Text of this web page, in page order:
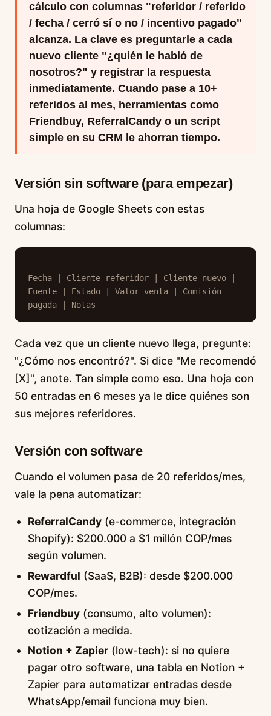
cálculo con columnas "referidor / referido
/ fecha / cerró sí o no / incentivo pagado"
alcanza. La clave es preguntarle a cada
nuevo cliente "¿quién le habló de
nosotros?" y registrar la respuesta
inmediatamente. Cuando pase a 10+
referidos al mes, herramientas como
Friendbuy, ReferralCandy o un script
simple en su CRM le ahorran tiempo.
Versión sin software (para empezar)
Una hoja de Google Sheets con estas
columnas:
Fecha | Cliente referidor | Cliente nuevo |
Fuente | Estado | Valor venta | Comisión
pagada | Notas
Cada vez que un cliente nuevo llega, pregunte:
"¿Cómo nos encontró?". Si dice "Me recomendó
[X]", anote. Tan simple como eso. Una hoja con
50 entradas en 6 meses ya le dice quiénes son
sus mejores referidores.
Versión con software
Cuando el volumen pasa de 20 referidos/mes,
vale la pena automatizar:
ReferralCandy (e-commerce, integración
Shopify): $200.000 a $1 millón COP/mes
según volumen.
Rewardful (SaaS, B2B): desde $200.000
COP/mes.
Friendbuy (consumo, alto volumen):
cotización a medida.
Notion + Zapier (low-tech): si no quiere
pagar otro software, una tabla en Notion +
Zapier para automatizar entradas desde
WhatsApp/email funciona muy bien.